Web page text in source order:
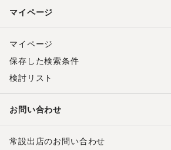
マイページ
マイページ
保存した検索条件
検討リスト
お問い合わせ
常設出店のお問い合わせ